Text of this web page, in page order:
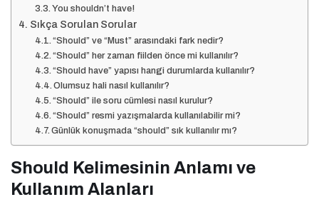
You shouldn’t have!
Sıkça Sorulan Sorular
“Should” ve “Must” arasındaki fark nedir?
“Should” her zaman fiilden önce mi kullanılır?
“Should have” yapısı hangi durumlarda kullanılır?
Olumsuz hali nasıl kullanılır?
“Should” ile soru cümlesi nasıl kurulur?
“Should” resmi yazışmalarda kullanılabilir mi?
Günlük konuşmada “should” sık kullanılır mı?
Should Kelimesinin Anlamı ve
Kullanım Alanları